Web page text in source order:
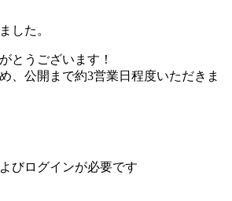
した。
とうございます！
、公開まで約3営業日程度いただきま
びログインが必要です